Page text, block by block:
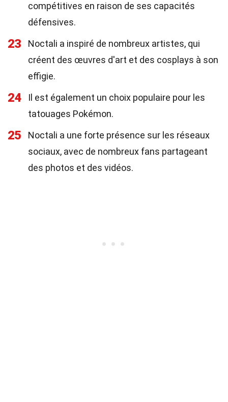
compétitives en raison de ses capacités
défensives.
23
Noctali a inspiré de nombreux artistes, qui
créent des œuvres d'art et des cosplays à son
effigie.
24
Il est également un choix populaire pour les
tatouages Pokémon.
25
Noctali a une forte présence sur les réseaux
sociaux, avec de nombreux fans partageant
des photos et des vidéos.